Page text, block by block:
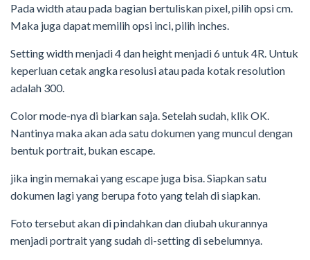
Pada width atau pada bagian bertuliskan pixel, pilih opsi cm.
Maka juga dapat memilih opsi inci, pilih inches.
Setting width menjadi 4 dan height menjadi 6 untuk 4R. Untuk
keperluan cetak angka resolusi atau pada kotak resolution
adalah 300.
Color mode-nya di biarkan saja. Setelah sudah, klik OK.
Nantinya maka akan ada satu dokumen yang muncul dengan
bentuk portrait, bukan escape.
jika ingin memakai yang escape juga bisa. Siapkan satu
dokumen lagi yang berupa foto yang telah di siapkan.
Foto tersebut akan di pindahkan dan diubah ukurannya
menjadi portrait yang sudah di-setting di sebelumnya.